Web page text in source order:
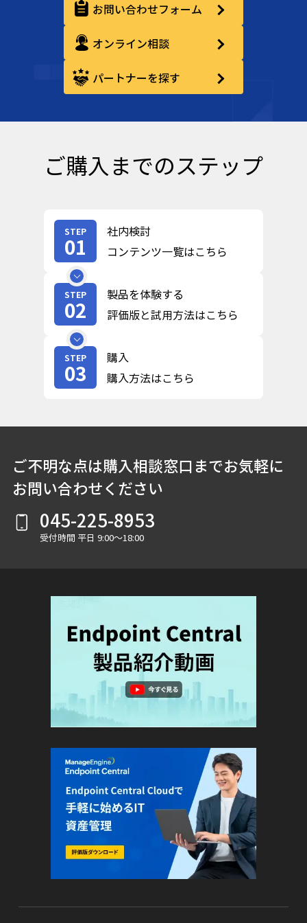
お問い合わせフォーム
オンライン相談
パートナーを探す
ご購入までのステップ
STEP
01
社内検討
コンテンツ一覧はこちら
STEP
02
製品を体験する
評価版と試用方法はこちら
STEP
03
購入
購入方法はこちら
ご不明な点は購入相談窓口までお気軽に
お問い合わせください
045-225-8953
受付時間 平日 9:00～18:00